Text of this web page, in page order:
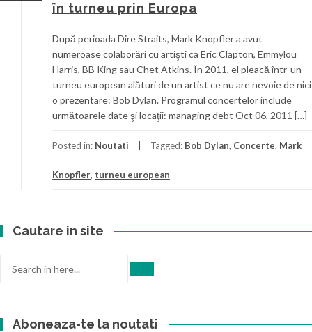
în turneu prin Europa
După perioada Dire Straits, Mark Knopfler a avut
numeroase colaborări cu artişti ca Eric Clapton, Emmylou
Harris, BB King sau Chet Atkins. În 2011, el pleacă într-un
turneu european alături de un artist ce nu are nevoie de nici
o prezentare: Bob Dylan. Programul concertelor include
următoarele date şi locaţii: managing debt Oct 06, 2011 […]
Posted in: Noutati Tagged: Bob Dylan, Concerte, Mark
Knopfler, turneu european
Cautare in site
for:
Aboneaza-te la noutati